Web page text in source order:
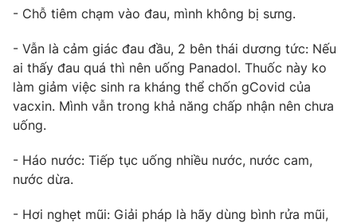
Liên hệ quảng cáo: 024-7300.7108
- Chỗ tiêm chạm vào đau, mình không bị sưng.
- Vẫn là cảm giác đau đầu, 2 bên thái dương tức: Nếu
ai thấy đau quá thì nên uống Panadol. Thuốc này ko
làm giảm việc sinh ra kháng thể chốn gCovid của
vacxin. Mình vẫn trong khả năng chấp nhận nên chưa
uống.
- Háo nước: Tiếp tục uống nhiều nước, nước cam,
nước dừa.
- Hơi nghẹt mũi: Giải pháp là hãy dùng bình rửa mũi,